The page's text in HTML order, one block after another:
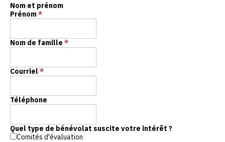
Nom et prénom
Prénom*
Nom de famille *
Courriel *
Téléphone
Quel type de bénévolat suscite votre intérêt ?
Comités d'évaluation